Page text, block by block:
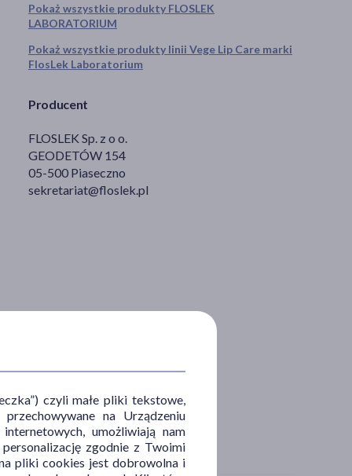
Pokaż wszystkie produkty FLOSLEK
LABORATORIUM
Pokaż wszystkie produkty linii Vege Lip Care marki
FlosLek Laboratorium
Producent
FLOSLEK Sp. z o o.
GEODETÓW 154
05-500 Piaseczno
sekretariat@floslek.pl
czyli małe pliki tekstowe,
na Urządzeniu
umożliwiają nam
zgodnie z Twoimi
pliki cookies jest dobrowolna i